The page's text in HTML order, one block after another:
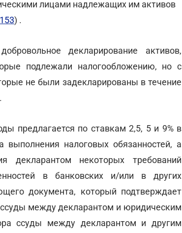
лицами надлежащих им активов
) .
декларирование активов,
подлежали налогообложению, но с
не были задекларированы в течение
предлагается по ставкам 2,5, 5 и 9% в
налоговых обязанностей, а
декларантом некоторых требований
в банковских и/или в других
документа, который подтверждает
ссуды между декларантом и юридическим
ссуды между декларантом и другим